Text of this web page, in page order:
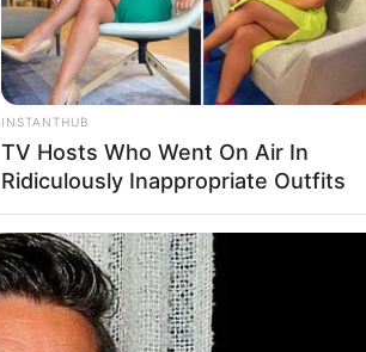
Lajmet më të lexuara
INSTANTHUB
TV Hosts Who Went On Air In
Ridiculously Inappropriate Outfits